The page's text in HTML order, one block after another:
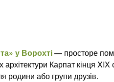
у Ворохті— просторе
архітектури Карпат кінця
родини або групи друзів.